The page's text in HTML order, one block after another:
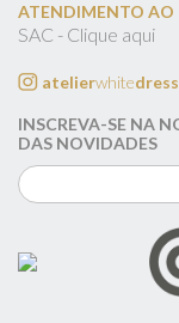
ATENDIMENTO AO
SAC - Clique aqui
atelierwhitedress
INSCREVA-SE NA
DAS NOVIDADES